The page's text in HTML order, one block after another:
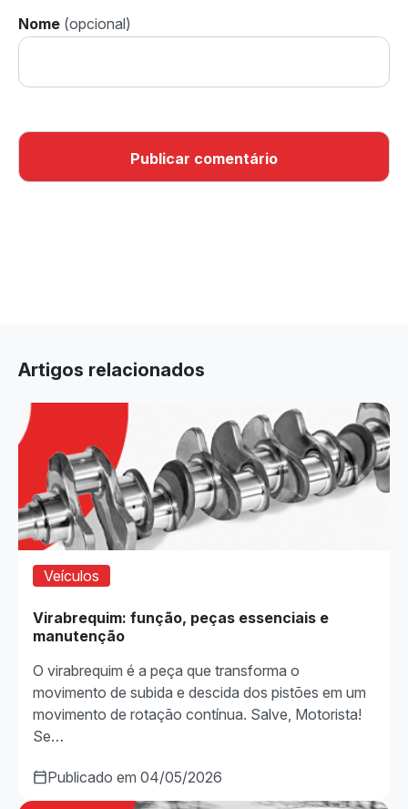
Nome
Artigos relacionados
Veículos
Virabrequim: função, peças essenciais e
manutenção
O virabrequim é a peça que transforma o
movimento de subida e descida dos pistões em um
movimento de rotação contínua. Salve, Motorista!
Se…
Publicado em 04/05/2026